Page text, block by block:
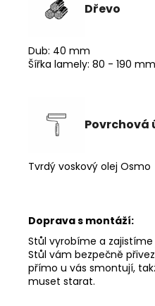
Dřevo
Dub: 40 mm
Šířka lamely: 80 - 190 mm
Povrchová
Tvrdý voskový olej Osmo
Doprava s montáží:
Stůl vyrobíme a
Stůl vám bezpečně
přímo u vás smontují,
muset starat.